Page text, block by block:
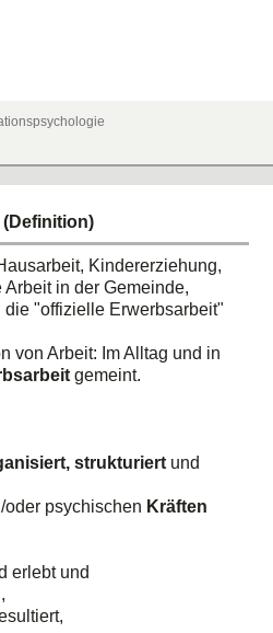
Kindererziehung,
in der Gemeinde,
"offizielle Erwerbsarbeit"
von Arbeit: Im Alltag und in
gemeint.
strukturiert und
psychischen Kräften
erlebt und